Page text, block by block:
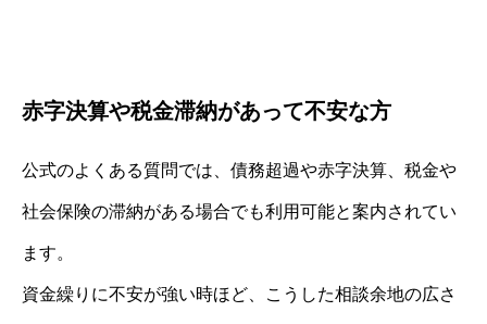
赤字決算や税金滞納があって不安な方
公式のよくある質問では、債務超過や赤字決算、税金や
社会保険の滞納がある場合でも利用可能と案内されてい
ます。
資金繰りに不安が強い時ほど、こうした相談余地の広さ